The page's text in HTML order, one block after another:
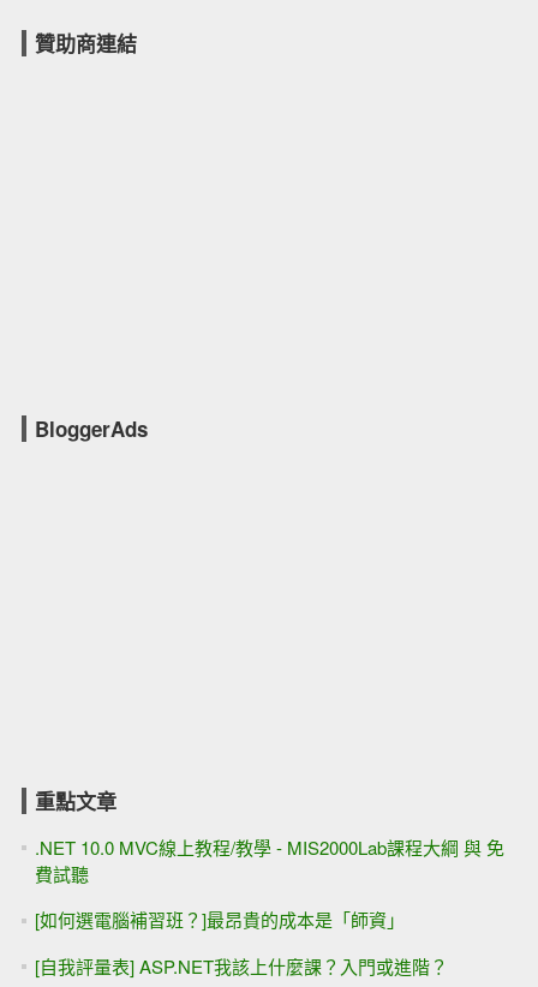
贊助商連結
BloggerAds
重點文章
.NET 10.0 MVC線上教程/教學 - MIS2000Lab課程大綱 與 免
費試聽
[如何選電腦補習班？]最昂貴的成本是「師資」
[自我評量表] ASP.NET我該上什麼課？入門或進階？